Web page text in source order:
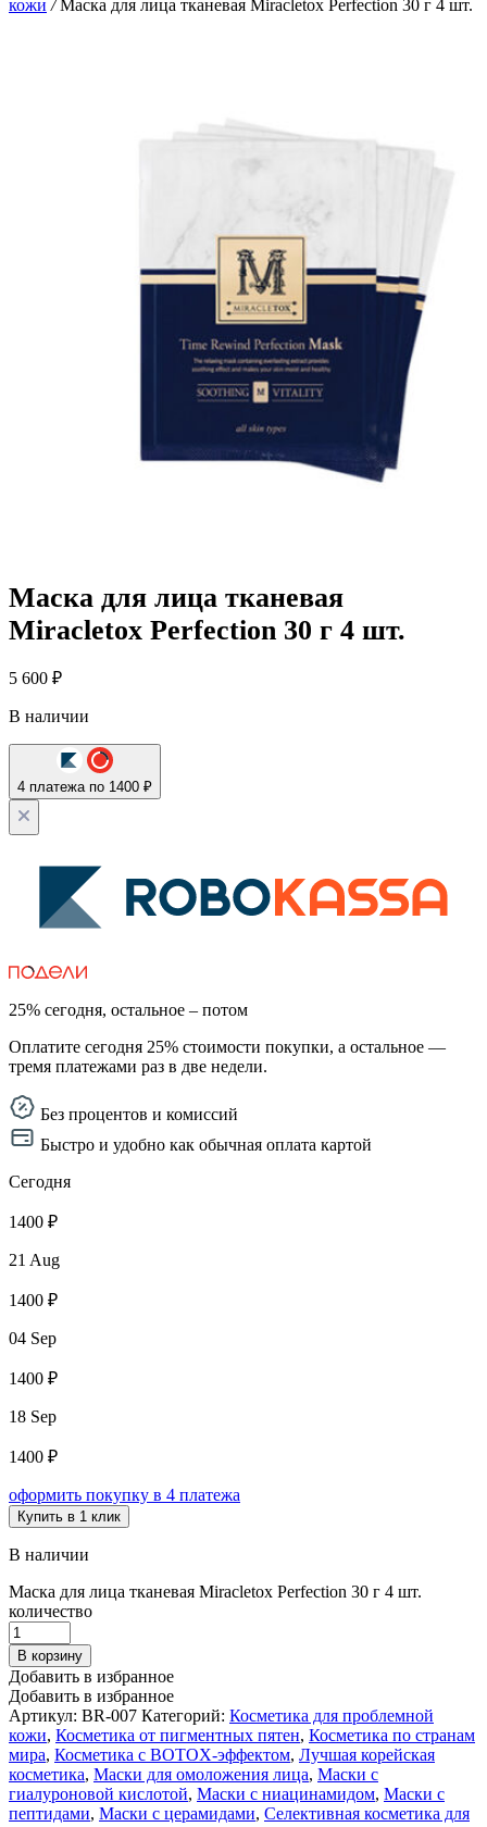
кожи / Маска для лица тканевая Miracletox Perfection 30 г 4 шт.
Маска для лица тканевая
Miracletox Perfection 30 г 4 шт.
5 600 ₽
В наличии
4 платежа по 1400 ₽
25% сегодня, остальное – потом
Оплатите сегодня 25% стоимости покупки, а остальное —
тремя платежами раз в две недели.
Без процентов и комиссий
Быстро и удобно как обычная оплата картой
Сегодня
1400 ₽
21 Aug
1400 ₽
04 Sep
1400 ₽
18 Sep
1400 ₽
оформить покупку в 4 платежа
Купить в 1 клик
В наличии
Маска для лица тканевая Miracletox Perfection 30 г 4 шт.
количество
В корзину
Добавить в избранное
Добавить в избранное
Артикул: BR-007 Категорий: Косметика для проблемной
кожи, Косметика от пигментных пятен, Косметика по странам
мира, Косметика с BOTOX-эффектом, Лучшая корейская
косметика, Маски для омоложения лица, Маски с
гиалуроновой кислотой, Маски с ниацинамидом, Маски с
пептидами, Маски с церамидами, Селективная косметика для